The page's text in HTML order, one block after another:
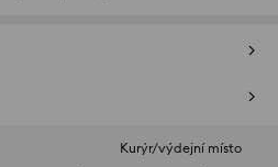
Kurýr/výdejní místo